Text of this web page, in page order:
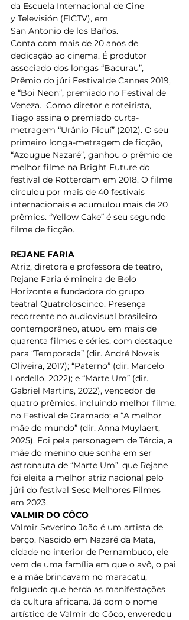
da Escuela Internacional de Cine
y Televisión (EICTV), em
San Antonio de los Baños.
Conta com mais de 20 anos de
dedicação ao cinema. É produtor
associado dos longas “Bacurau”,
Prêmio do júri Festival de Cannes 2019,
e “Boi Neon”, premiado no Festival de
Veneza.  Como diretor e roteirista,
Tiago assina o premiado curta-
metragem “Urânio Picuí” (2012). O seu
primeiro longa-metragem de ficção,
“Azougue Nazaré”, ganhou o prêmio de
melhor filme na Bright Future do
festival de Rotterdam em 2018. O filme
circulou por mais de 40 festivais
internacionais e acumulou mais de 20
prêmios. “Yellow Cake” é seu segundo
filme de ficção.
REJANE FARIA
Atriz, diretora e professora de teatro,
Rejane Faria é mineira de Belo
Horizonte e fundadora do grupo
teatral Quatroloscinco. Presença
recorrente no audiovisual brasileiro
contemporâneo, atuou em mais de
quarenta filmes e séries, com destaque
para “Temporada” (dir. André Novais
Oliveira, 2017); “Paterno” (dir. Marcelo
Lordello, 2022); e “Marte Um” (dir.
Gabriel Martins, 2022), vencedor de
quatro prêmios, incluindo melhor filme,
no Festival de Gramado; e “A melhor
mãe do mundo” (dir. Anna Muylaert,
2025). Foi pela personagem de Tércia, a
mãe do menino que sonha em ser
astronauta de “Marte Um”, que Rejane
foi eleita a melhor atriz nacional pelo
júri do festival Sesc Melhores Filmes
em 2023.
VALMIR DO CÔCO
Valmir Severino João é um artista de
berço. Nascido em Nazaré da Mata,
cidade no interior de Pernambuco, ele
vem de uma família em que o avô, o pai
e a mãe brincavam no maracatu,
folguedo que herda as manifestações
da cultura africana. Já com o nome
artístico de Valmir do Côco, enveredou